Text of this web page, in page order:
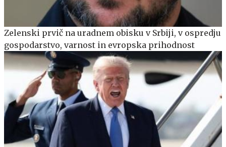
Zelenski prvič na uradnem obisku v Srbiji, v ospredju
gospodarstvo, varnost in evropska prihodnost